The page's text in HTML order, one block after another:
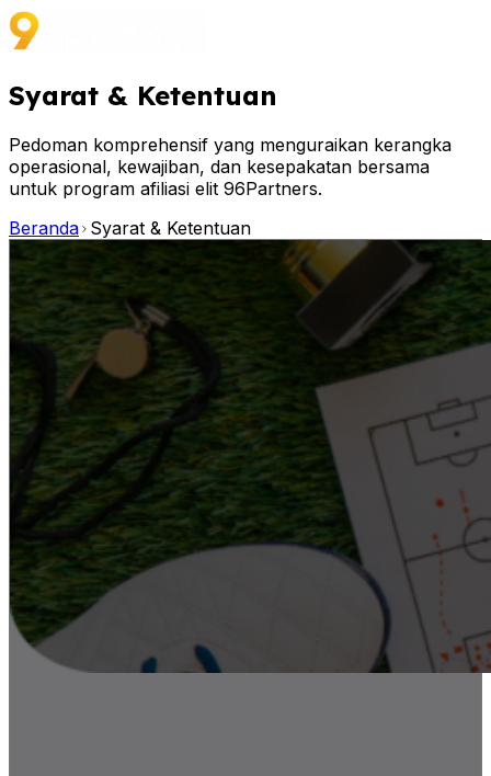
Syarat & Ketentuan
Pedoman komprehensif yang menguraikan kerangka
operasional, kewajiban, dan kesepakatan bersama
untuk program afiliasi elit 96Partners.
Beranda Syarat & Ketentuan